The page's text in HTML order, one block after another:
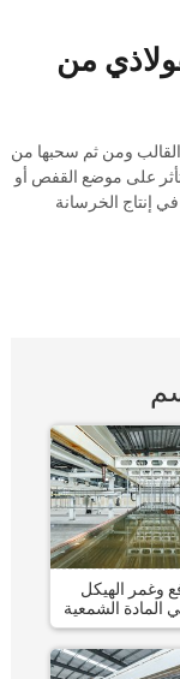
من
القالب ومن ثم سحبها من
على موضع القفص أو
إنتاج الخرسانة
وغمر الهيكل
المادة الشمعية